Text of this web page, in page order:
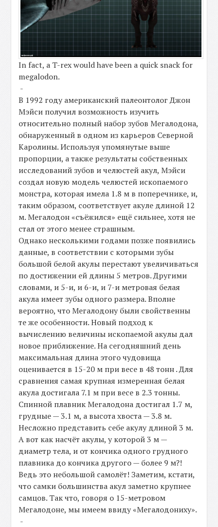
In fact, a T-rex would have been a quick snack for
megalodon.
-
В 1992 году американский палеонтолог Джон
Мэйси получил возможность изучить
относительно полный набор зубов Мегалодона,
обнаруженный в одном из карьеров Северной
Каролины. Используя упомянутые выше
пропорции, а также результаты собственных
исследований зубов и челюстей акул, Мэйси
создал новую модель челюстей ископаемого
монстра, которая имела 1.8 м в поперечнике, и,
таким образом, соответствует акуле длиной 12
м. Мегалодон «съёжился» ещё сильнее, хотя не
стал от этого менее страшным.
Однако несколькими годами позже появились
данные, в соответствии с которыми зубы
большой белой акулы перестают увеличиваться
по достижении ей длины 5 метров. Другими
словами, и 5-и, и 6-и, и 7-и метровая белая
акула имеет зубы одного размера. Вполне
вероятно, что Мегалодону были свойственны
те же особенности. Новый подход к
вычислению величины ископаемой акулы дал
новое приближение. На сегодняшний день
максимальная длина этого чудовища
оценивается в 15-20 м при весе в 48 тонн . Для
сравнения самая крупная измеренная белая
акула достигала 7.1 м при весе в 2.3 тонны.
Спинной плавник Мегалодона достигал 1.7 м,
грудные — 3.1 м, а высота хвоста — 3.8 м.
Несложно представить себе акулу длиной 3 м.
А вот как насчёт акулы, у которой 3 м —
диаметр тела, и от кончика одного грудного
плавника до кончика другого — более 9 м?!
Ведь это небольшой самолёт! Заметим, кстати,
что самки большинства акул заметно крупнее
самцов. Так что, говоря о 15-метровом
Мегалодоне, мы имеем ввиду «Мегалодониху».
-